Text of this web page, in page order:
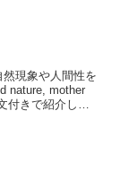
然現象や人間性を
nature, mother
きで紹介しま